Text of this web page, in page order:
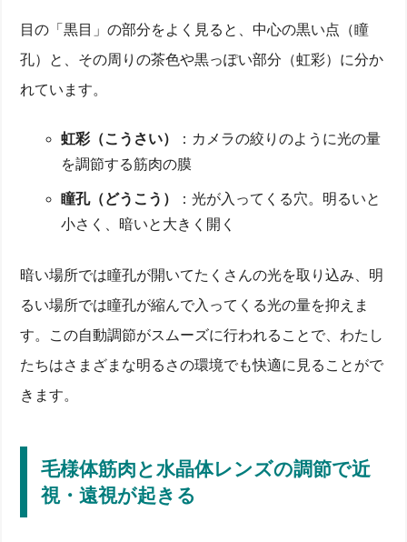
目の「黒目」の部分をよく見ると、中心の黒い点（瞳
孔）と、その周りの茶色や黒っぽい部分（虹彩）に分か
れています。
虹彩（こうさい）
：カメラの絞りのように光の量
を調節する筋肉の膜
瞳孔（どうこう）
：光が入ってくる穴。明るいと
小さく、暗いと大きく開く
暗い場所では瞳孔が開いてたくさんの光を取り込み、明
るい場所では瞳孔が縮んで入ってくる光の量を抑えま
す。この自動調節がスムーズに行われることで、わたし
たちはさまざまな明るさの環境でも快適に見ることがで
きます。
毛様体筋肉と水晶体レンズの調節で近
視・遠視が起きる